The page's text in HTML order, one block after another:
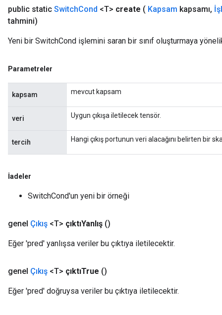
public static SwitchCond <T> create ( Kapsam kapsamı,
tahmini)
Yeni bir SwitchCond işlemini saran bir sınıf oluşturmaya
Parametreler
kapsam mevcut kapsam
veri Uygun çıkışa iletilecek tensör.
tercih Hangi çıkış portunun veri alacağını belirten bir
İadeler
SwitchCond'un yeni bir örneği
genel Çıkış <T> çıktıYanlış ()
Eğer 'pred' yanlışsa veriler bu çıktıya iletilecektir.
genel Çıkış <T> çıktıTrue ()
Eğer 'pred' doğruysa veriler bu çıktıya iletilecektir.